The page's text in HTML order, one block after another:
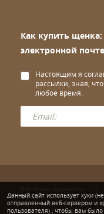
Как купить
электронной почте
Настоящим я
рассылки, зная,
любое время.
© wuuff
Данный сайт использует куки
отправленный веб-сервером и
пользователя) , чтобы вам